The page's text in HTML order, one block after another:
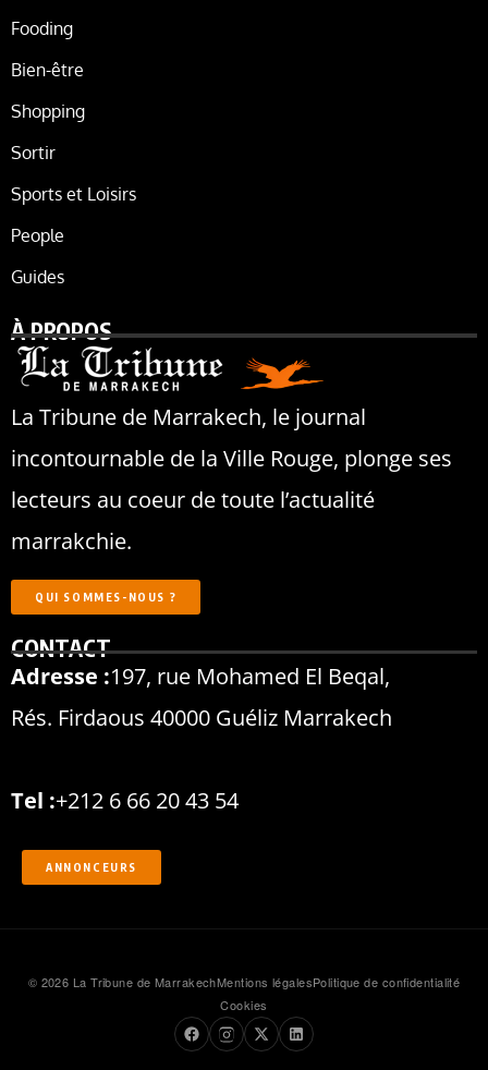
Fooding
Bien-être
Shopping
Sortir
Sports et Loisirs
People
Guides
À PROPOS
La Tribune de Marrakech, le journal
incontournable de la Ville Rouge, plonge ses
lecteurs au coeur de toute l’actualité
marrakchie.
QUI SOMMES-NOUS ?
CONTACT
Adresse :197, rue Mohamed El Beqal,
Rés. Firdaous 40000 Guéliz Marrakech
Tel :+212 6 66 20 43 54
ANNONCEURS
© 2026 La Tribune de MarrakechMentions légalesPolitique de confidentialité
Cookies